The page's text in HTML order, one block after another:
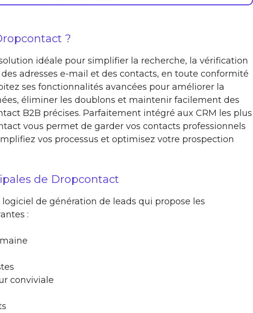
?
idéale pour simplifier la recherche, la vérification
adresses e-mail et des contacts, en toute conformité
ses fonctionnalités avancées pour améliorer la
éliminer les doublons et maintenir facilement des
B2B précises. Parfaitement intégré aux CRM les plus
vous permet de garder vos contacts professionnels
vos processus et optimisez votre prospection
de Dropcontact
de génération de leads qui propose les
:
conviviale